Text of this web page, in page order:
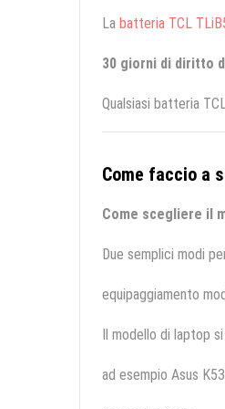
La batteria TCL
30 giorni di diritto
Qualsiasi batteria
Come faccio a
Come scegliere il
Due semplici modi
equipaggiamento
Il modello di laptop
ad esempio Asus